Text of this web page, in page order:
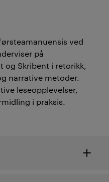
ved
på
og Skribent i retorikk,
narrative metoder.
leseopplevelser,
i praksis.